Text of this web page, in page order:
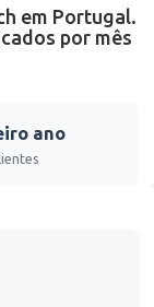
em Portugal.
por mês
ano